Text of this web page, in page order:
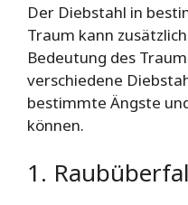
Der Diebstahl in
Traum kann
Bedeutung des
verschiedene
bestimmte Ängste
können.
1.